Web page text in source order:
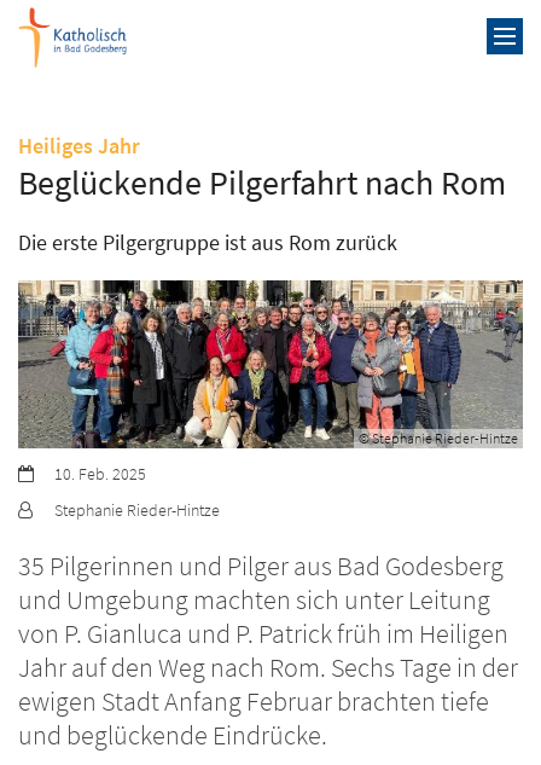
Zum Inhalt springen
Heiliges Jahr:
Beglückende Pilgerfahrt nach Rom
Die erste Pilgergruppe ist aus Rom zurück
© Stephanie Rieder-Hintze
Datum:10. Feb. 2025
Von:
Stephanie Rieder-Hintze
35 Pilgerinnen und Pilger aus Bad Godesberg
und Umgebung machten sich unter Leitung
von P. Gianluca und P. Patrick früh im Heiligen
Jahr auf den Weg nach Rom. Sechs Tage in der
ewigen Stadt Anfang Februar brachten tiefe
und beglückende Eindrücke.